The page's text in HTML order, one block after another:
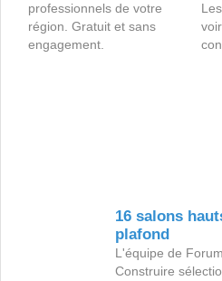
professionnels de votre
région. Gratuit et sans
engagement.
16 salons
plafond
L'équipe de Forum
Construire